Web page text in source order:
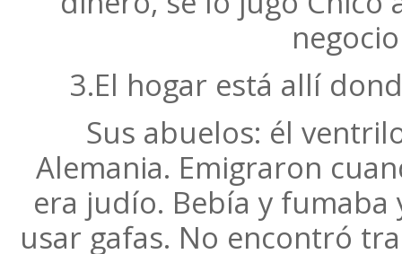
3.El hogar está allí
Sus abuelos: él
Alemania. Emigraron
era judío. Bebía y fumaba
usar gafas. No encontró